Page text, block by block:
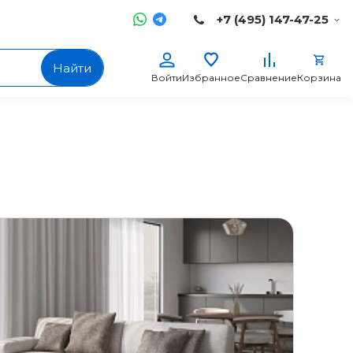
+7 (495) 147-47-25
Найти
ВойтиИзбранноеСравнениеКорзина